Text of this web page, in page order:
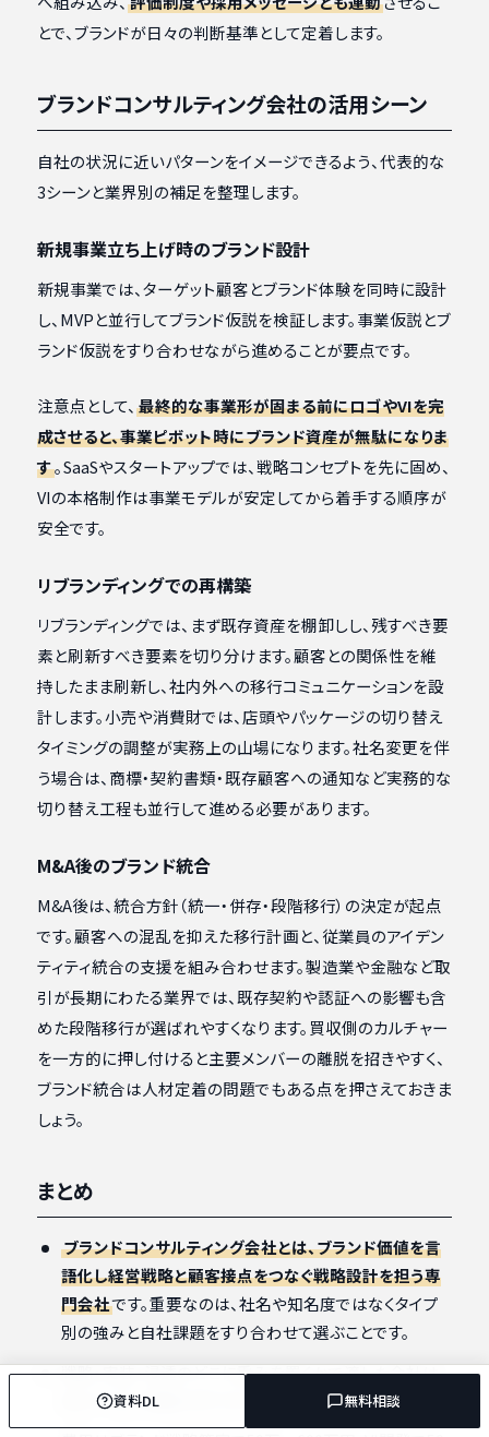
資料DL 無料相談
とで、ブランドが日々の判断基準として定着します。
ブランドコンサルティング会社の活用シーン
自社の状況に近いパターンをイメージできるよう、代表的な
3シーンと業界別の補足を整理します。
新規事業立ち上げ時のブランド設計
新規事業では、ターゲット顧客とブランド体験を同時に設計
し、MVPと並行してブランド仮説を検証します。事業仮説とブ
ランド仮説をすり合わせながら進めることが要点です。
注意点として、 最終的な事業形が固まる前にロゴやVIを完
成させると、事業ピボット時にブランド資産が無駄になりま
す。SaaSやスタートアップでは、戦略コンセプトを先に固め、
VIの本格制作は事業モデルが安定してから着手する順序が
安全です。
リブランディングでの再構築
リブランディングでは、まず既存資産を棚卸しし、残すべき要
素と刷新すべき要素を切り分けます。顧客との関係性を維
持したまま刷新し、社内外への移行コミュニケーションを設
計します。小売や消費財では、店頭やパッケージの切り替え
タイミングの調整が実務上の山場になります。社名変更を伴
う場合は、商標・契約書類・既存顧客への通知など実務的な
切り替え工程も並行して進める必要があります。
M&A後のブランド統合
M&A後は、統合方針（統一・併存・段階移行）の決定が起点
です。顧客への混乱を抑えた移行計画と、従業員のアイデン
ティティ統合の支援を組み合わせます。製造業や金融など取
引が長期にわたる業界では、既存契約や認証への影響も含
めた段階移行が選ばれやすくなります。買収側のカルチャー
を一方的に押し付けると主要メンバーの離脱を招きやすく、
ブランド統合は人材定着の問題でもある点を押さえておきま
しょう。
まとめ
ブランドコンサルティング会社とは、ブランド価値を言
語化し経営戦略と顧客接点をつなぐ戦略設計を担う専
門会社です。重要なのは、社名や知名度ではなくタイプ
別の強みと自社課題をすり合わせて選ぶことです。
戦略・実装・浸透のどこに重みを置くかで適した会社は
変わります。課題の切り分けが選定精度を決めます。